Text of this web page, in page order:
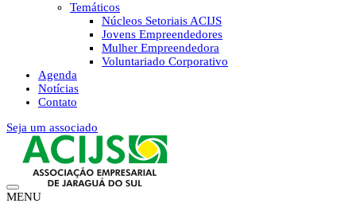
Temáticos
Núcleos Setoriais ACIJS
Jovens Empreendedores
Mulher Empreendedora
Voluntariado Corporativo
Agenda
Notícias
Contato
Seja um associado
MENU